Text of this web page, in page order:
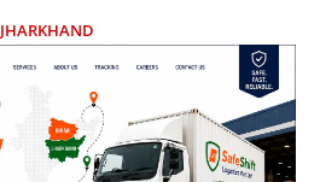
JHARKHAND